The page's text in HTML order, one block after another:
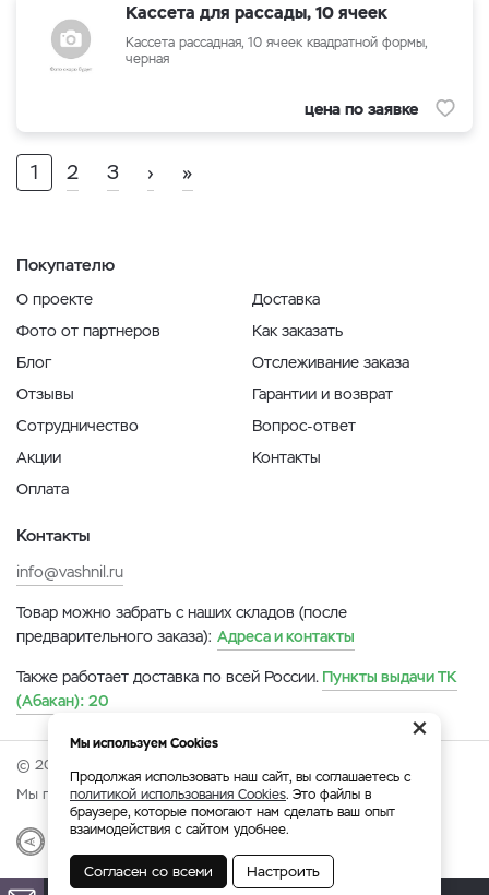
Кассета для рассады, 10 ячеек
Кассета рассадная, 10 ячеек квадратной формы,
черная
цена по заявке
1 2 3 › »
Покупателю
О проекте
Фото от партнеров
Блог
Отзывы
Сотрудничество
Акции
Оплата
Доставка
Как заказать
Отслеживание заказа
Гарантии и возврат
Вопрос-ответ
Контакты
Контакты
info@vashnil.ru
Товар можно забрать с наших складов (после
предварительного заказа): Адреса и контакты
Также работает доставка по всей России. Пункты выдачи ТК
(Абакан): 20
© 2026 Онлайн-ярмарка ВАСХНиЛ.
Мы принимаем:
Разработка Веб-аналитика
×
Мы используем Cookies
Продолжая использовать наш сайт, вы соглашаетесь с
политикой использования Cookies. Это файлы в
браузере, которые помогают нам сделать ваш опыт
взаимодействия с сайтом удобнее.
Согласен со всеми Настроить